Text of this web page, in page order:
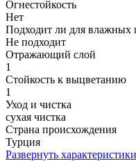
Огнестойкость
Нет
Подходит ли для влажных
Не подходит
Отражающий слой
1
Стойкость к выцветанию
1
Уход и чистка
сухая чистка
Страна происхождения
Турция
Развернуть характеристики